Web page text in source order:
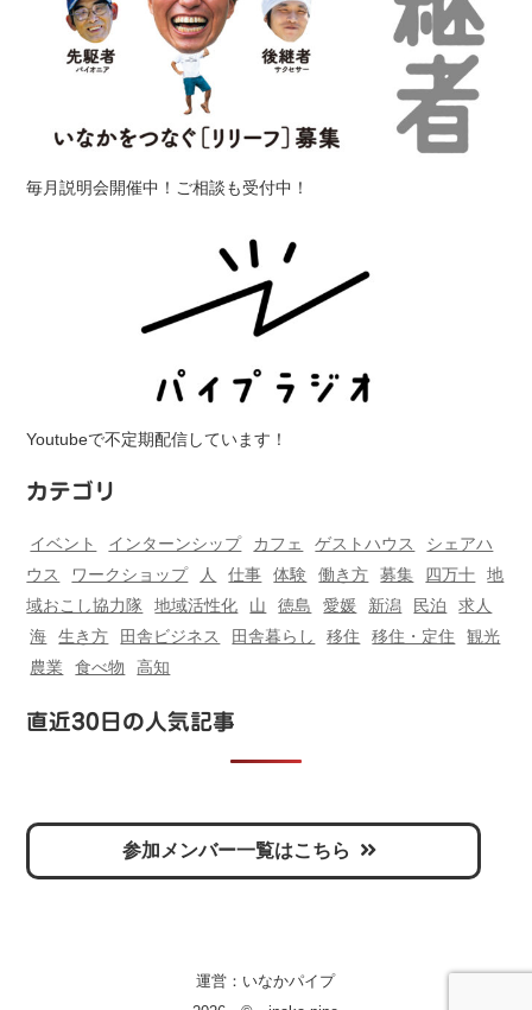
毎月説明会開催中！ご相談も受付中！
Youtubeで不定期配信しています！
カテゴリ
イベント インターンシップ カフェ ゲストハウス
シェアハ
ウス
ワークショップ 人 仕事 体験 働き方 募集 四万十
地
域おこし協力隊
地域活性化 山 徳島 愛媛 新潟 民泊
求人
海
生き方 田舎ビジネス 田舎暮らし 移住 移住・定住
観光
農業
食べ物 高知
直近30日の人気記事
参加メンバー一覧はこちら
運営： いなかパイプ